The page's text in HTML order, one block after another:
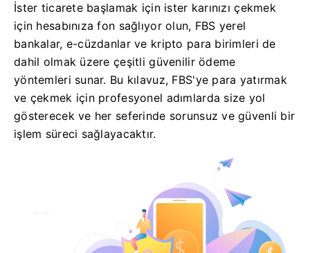
İster ticarete başlamak için ister karınızı çekmek
için hesabınıza fon sağlıyor olun, FBS yerel
bankalar, e-cüzdanlar ve kripto para birimleri de
dahil olmak üzere çeşitli güvenilir ödeme
yöntemleri sunar. Bu kılavuz, FBS'ye para yatırmak
ve çekmek için profesyonel adımlarda size yol
gösterecek ve her seferinde sorunsuz ve güvenli bir
işlem süreci sağlayacaktır.